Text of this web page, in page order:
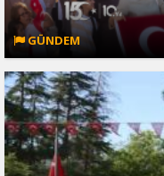
GÜNDEM